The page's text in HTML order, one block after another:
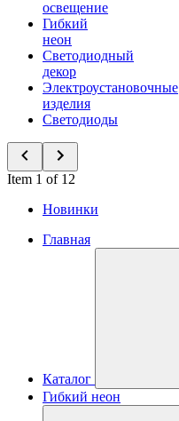
освещение
Гибкий
неон
Светодиодный
декор
Электроустановочные
изделия
Светодиоды
Item 1 of 12
Новинки
Главная
Каталог
Гибкий неон